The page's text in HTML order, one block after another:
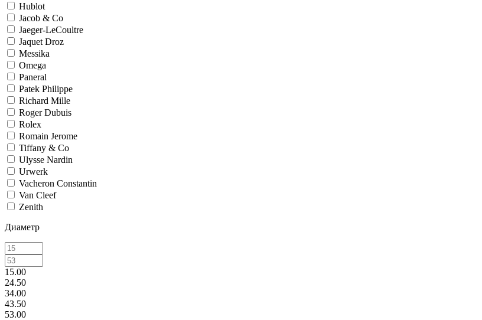
Hublot
Jacob & Co
Jaeger-LeCoultre
Jaquet Droz
Messika
Omega
Paneral
Patek Philippe
Richard Mille
Roger Dubuis
Rolex
Romain Jerome
Tiffany & Co
Ulysse Nardin
Urwerk
Vacheron Constantin
Van Cleef
Zenith
Диаметр
15.00
24.50
34.00
43.50
53.00